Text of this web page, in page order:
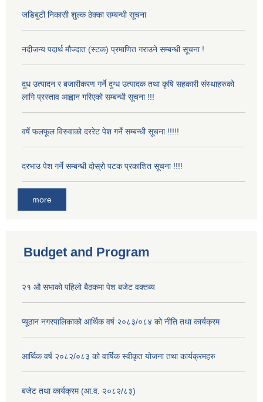
जडिबुटी निकासी शुल्क ठेक्का सम्बन्धी सूचना
नदीजन्य पदार्थ मौज्दात (स्टक) प्रमाणित गराउने सम्बन्धी सूचना !
दुध उत्पादन र बजारीकरण गर्ने दुग्ध उत्पादक तथा कृषि सहकारी संस्थाहरुको
लागि प्रस्ताव आह्वान गरिएको सम्बन्धी सूचना !!!
वर्षे फलफूल विरुवाको दररेट पेश गर्ने सम्बन्धी सूचना !!!!!
दरभाउ पेश गर्ने सम्बन्धी दोस्रो पटक प्रकाशित सूचना !!!!
more
Budget and Program
२१ औ सभाको पहिलो बैठकमा पेश बजेट वक्तब्य
प्यूठान नगरपालिकाको आर्थिक वर्ष २०८३/०८४ को नीति तथा कार्यक्रम
आर्थिक वर्ष २०८२/०८३ को वार्षिक स्वीकृत योजना तथा कार्यक्रमहरु
बजेट तथा कार्यक्रम (आ.व. २०८२/८३)